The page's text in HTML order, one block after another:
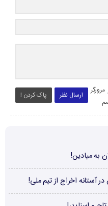
ارسال نظر پاک کردن !
به میادین!
آستانه اخراج از تیم ملی!